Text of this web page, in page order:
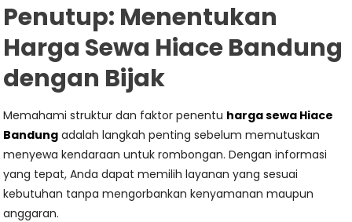
Penutup: Menentukan
Harga Sewa Hiace Bandung
dengan Bijak
Memahami struktur dan faktor penentu harga sewa Hiace
Bandung adalah langkah penting sebelum memutuskan
menyewa kendaraan untuk rombongan. Dengan informasi
yang tepat, Anda dapat memilih layanan yang sesuai
kebutuhan tanpa mengorbankan kenyamanan maupun
anggaran.